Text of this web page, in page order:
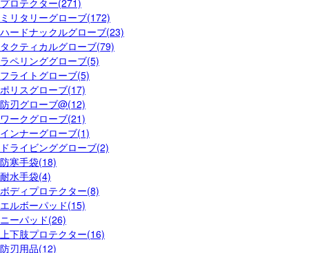
プロテクター(271)
ミリタリーグローブ(172)
ハードナックルグローブ(23)
タクティカルグローブ(79)
ラペリンググローブ(5)
フライトグローブ(5)
ポリスグローブ(17)
防刃グローブ@(12)
ワークグローブ(21)
インナーグローブ(1)
ドライビンググローブ(2)
防寒手袋(18)
耐水手袋(4)
ボディプロテクター(8)
エルボーパッド(15)
ニーパッド(26)
上下肢プロテクター(16)
防刃用品(12)